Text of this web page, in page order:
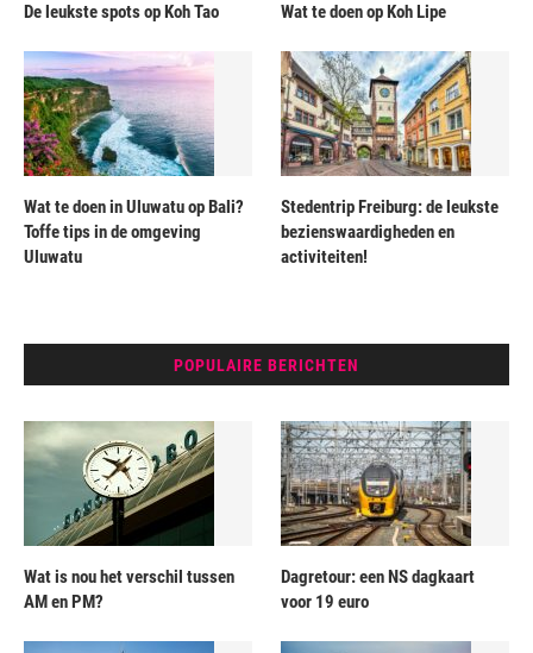
De leukste spots op Koh Tao Wat te doen op Koh Lipe
Wat te doen in Uluwatu op Bali?
Toffe tips in de omgeving
Uluwatu
Stedentrip Freiburg: de leukste
bezienswaardigheden en
activiteiten!
POPULAIRE BERICHTEN
Wat is nou het verschil tussen
AM en PM?
Dagretour: een NS dagkaart
voor 19 euro